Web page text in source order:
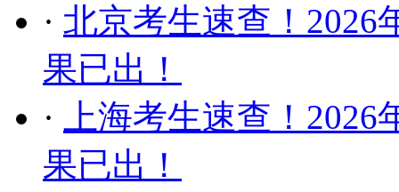
· 北京考生速查！2026
果已出！
·
上海考生速查！
果已出！